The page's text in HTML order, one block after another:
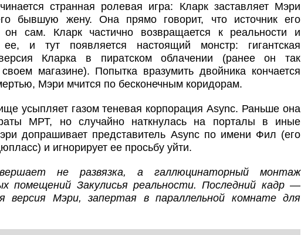
странная ролевая игра: Кларк заставляет Мэри
бывшую жену. Она прямо говорит, что источник его
сам. Кларк частично возвращается к реальности и
ее, и тут появляется настоящий монстр: гигантская
Кларка в пиратском облачении (ранее он так
магазине). Попытка вразумить двойника кончается
Мэри мчится по бесконечным коридорам.
усыпляет газом теневая корпорация Async. Раньше она
МРТ, но случайно наткнулась на порталы в иные
допрашивает представитель Async по имени Фил (его
и игнорирует ее просьбу уйти.
не развязка, а галлюцинаторный монтаж
помещений Закулисья реальности. Последний кадр —
версия Мэри, запертая в параллельной комнате для